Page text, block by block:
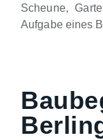
Scheune,
Aufgabe eines